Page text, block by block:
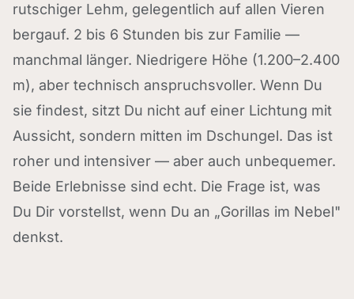
rutschiger Lehm, gelegentlich auf allen Vieren
bergauf. 2 bis 6 Stunden bis zur Familie —
manchmal länger. Niedrigere Höhe (1.200–2.400
m), aber technisch anspruchsvoller. Wenn Du
sie findest, sitzt Du nicht auf einer Lichtung mit
Aussicht, sondern mitten im Dschungel. Das ist
roher und intensiver — aber auch unbequemer.
Beide Erlebnisse sind echt. Die Frage ist, was
Du Dir vorstellst, wenn Du an „Gorillas im Nebel"
denkst.